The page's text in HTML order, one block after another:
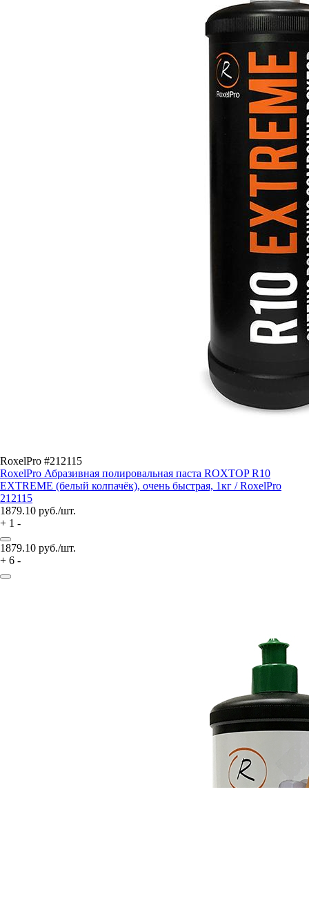
RoxelPro #212115
RoxelPro Абразивная полировальная паста ROXTOP R10
EXTREME (белый колпачёк), очень быстрая, 1кг / RoxelPro
212115
1879.10 руб./шт.
+ 1 -
1879.10 руб./шт.
+ 6 -